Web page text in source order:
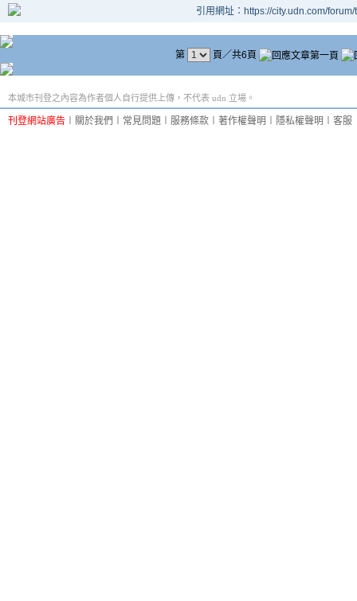
引用網址：https://city.udn.com/
第 頁／共6頁
本城市刊登之內容為作者個人自行提供上傳，不代表 udn 立場。
刊登網站廣告 關於我們 常見問題 服務條款 著作權聲明 隱私權聲明 客服